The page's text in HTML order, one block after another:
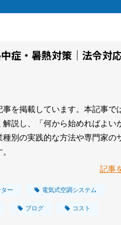
症・暑熱対策｜法令対
を掲載しています。本記事で
説し、「何から始めればよい
別の実践的な方法や専門家の
記事
ー 電気式空調システム
ブログ コスト